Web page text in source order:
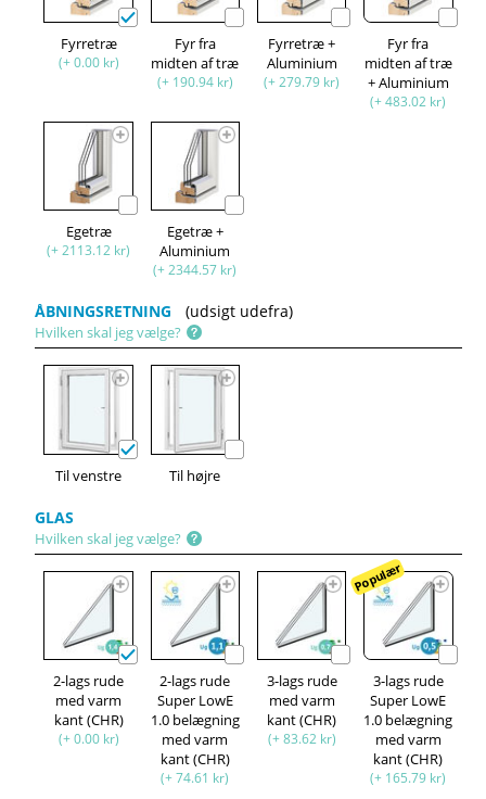
Fyrretræ
(+ 0.00 kr)
Fyr fra
midten af træ
(+ 190.94 kr)
Fyrretræ +
Aluminium
(+ 279.79 kr)
Fyr fra
midten af træ
+ Aluminium
(+ 483.02 kr)
Egetræ
(+ 2113.12 kr)
Egetræ +
Aluminium
(+ 2344.57 kr)
ÅBNINGSRETNING (udsigt udefra)
Hvilken skal jeg vælge?
Til venstre Til højre
GLAS
Hvilken skal jeg vælge?
2-lags rude
med varm
kant (CHR)
(+ 0.00 kr)
2-lags rude
Super LowE
1.0 belægning
med varm
kant (CHR)
(+ 74.61 kr)
3-lags rude
med varm
kant (CHR)
(+ 83.62 kr)
Populær
3-lags rude
Super LowE
1.0 belægning
med varm
kant (CHR)
(+ 165.79 kr)